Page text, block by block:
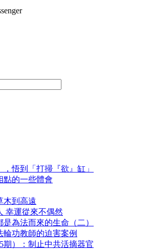
悟到「打掃『欲』缸」
點的一些體會
木到高遠
幸運從來不偶然
為法而來的生命（二）
輪功教師的迫害案例
期）：制止中共活摘器官